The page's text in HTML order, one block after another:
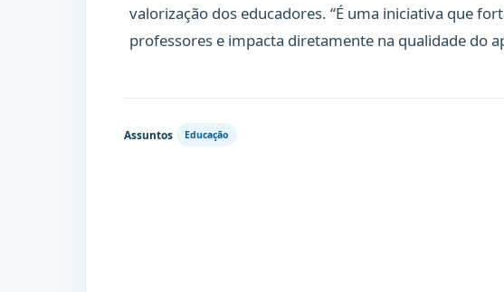
valorização dos educadores. “É uma iniciativa que
professores e impacta diretamente na qualidade do
Assuntos Educação